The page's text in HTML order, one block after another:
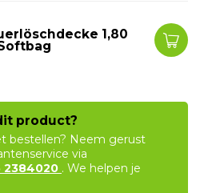
1,80
product?
bestellen? Neem gerust
via
2384020 . We helpen je